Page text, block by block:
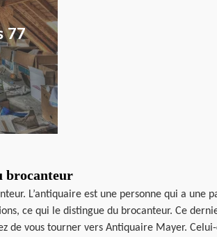
77
brocanteur
L’antiquaire est une personne qui a une
ce qui le distingue du brocanteur. Ce
de vous tourner vers Antiquaire Mayer.